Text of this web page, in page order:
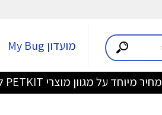
מועדון My Bug
מחיר מיוחד על מגוון מוצרי PETKIT לחברי מועדון >>